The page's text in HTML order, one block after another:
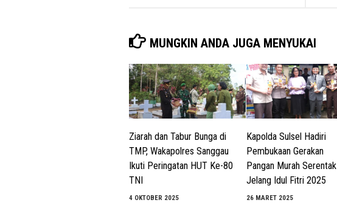
MUNGKIN ANDA JUGA MENYUKAI
Ziarah dan Tabur Bunga di
TMP, Wakapolres Sanggau
Ikuti Peringatan HUT Ke-80
TNI
4 OKTOBER 2025
Kapolda Sulsel Hadiri
Pembukaan Gerakan
Pangan Murah Serentak
Jelang Idul Fitri 2025
26 MARET 2025